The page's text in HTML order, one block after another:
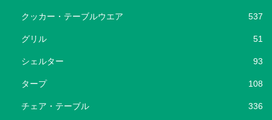
クッカー・テーブルウエア 537
グリル 51
シェルター 93
タープ 108
チェア・テーブル 336